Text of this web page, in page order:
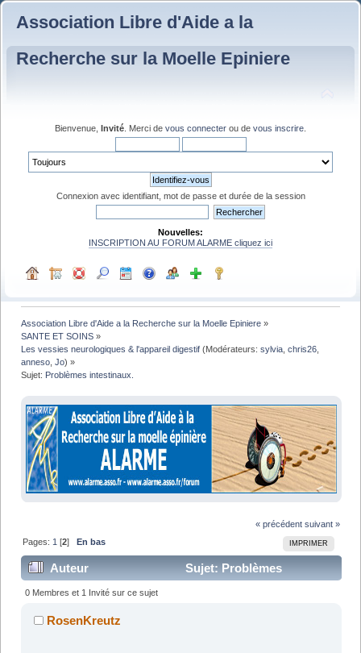
Association Libre d'Aide a la
Recherche sur la Moelle Epiniere
Bienvenue, Invité . Merci de vous connecter ou de vous inscrire
Connexion avec identifiant, mot de passe et durée de la session
Nouvelles:
INSCRIPTION AU FORUM ALARME cliquez ici
Association Libre d'Aide a la Recherche sur la Moelle Epiniere »
SANTE ET SOINS »
Les vessies neurologiques & l'appareil digestif (Modérateurs:sylvia ,chris26
anneso ,Jo) »
Sujet: Problèmes intestinaux.
« précédent suivant »
IMPRIMER
Pages: 1 [2] En bas
Auteur
Sujet: Problèmes
intestinaux. (Lu 49817 fois)
0 Membres et 1 Invité sur ce sujet
RosenKreutz